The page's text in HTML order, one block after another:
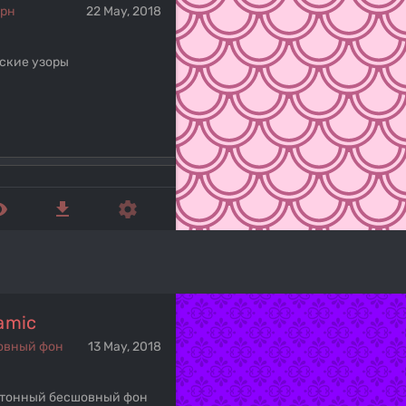
22 May, 2018
узоры
get_app settings
13 May, 2018
фон
бесшовный фон